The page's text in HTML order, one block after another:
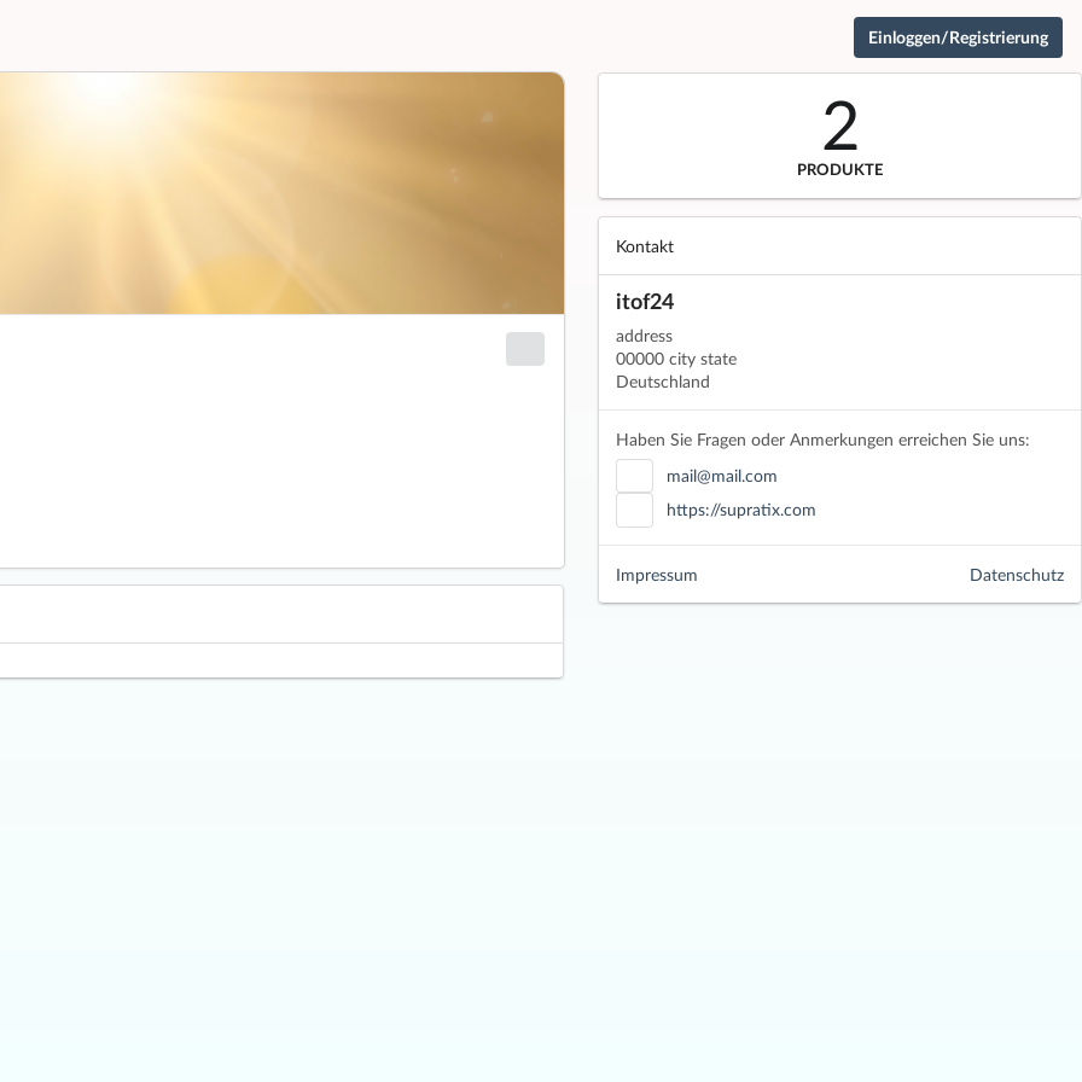
Einloggen/Registrierung
2
PRODUKTE
Kontakt
itof24
address
00000 city state
Deutschland
Haben Sie Fragen oder Anmerkungen erreichen Sie uns:
mail@mail.com
https://supratix.com
Datenschutz
Impressum